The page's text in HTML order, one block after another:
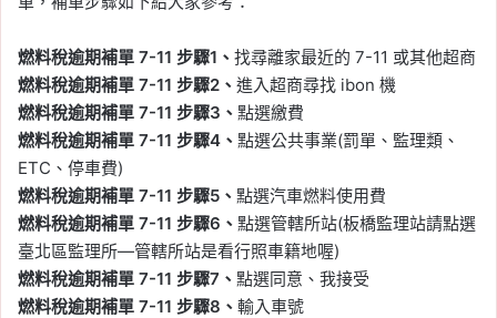
燃料稅逾期補單 7-11 步驟1、 找尋離家最近的 7-11 或其他超商
燃料稅逾期補單 7-11 步驟2、 進入超商尋找 ibon 機
燃料稅逾期補單 7-11 步驟3、 點選繳費
燃料稅逾期補單 7-11 步驟4、 點選公共事業(罰單、監理類、
ETC、停車費)
燃料稅逾期補單 7-11 步驟5、 點選汽車燃料使用費
燃料稅逾期補單 7-11 步驟6、 點選管轄所站(板橋監理站請點選
臺北區監理所—管轄所站是看行照車籍地喔)
燃料稅逾期補單 7-11 步驟7、 點選同意、我接受
燃料稅逾期補單 7-11 步驟8、 輸入車號